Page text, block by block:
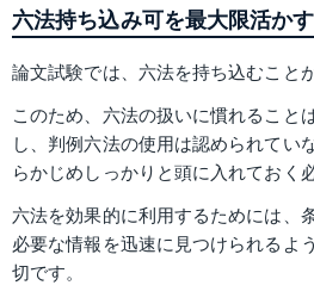
六法持ち込み可を最大限活かす
論文試験では、六法を持ち込むこと
このため、六法の扱いに慣れること
し、判例六法の使用は認められてい
らかじめしっかりと頭に入れておく
六法を効果的に利用するためには、
必要な情報を迅速に見つけられるよ
切です。